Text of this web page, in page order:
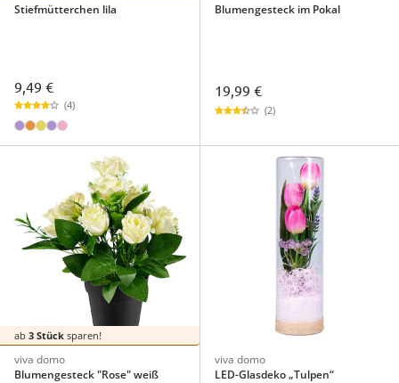
Stiefmütterchen lila
9,49 €
(4)
Blumengesteck im Pokal
19,99 €
(2)
ab 3 Stück sparen!
viva domo
Blumengesteck "Rose" weiß
viva domo
LED-Glasdeko „Tulpen“